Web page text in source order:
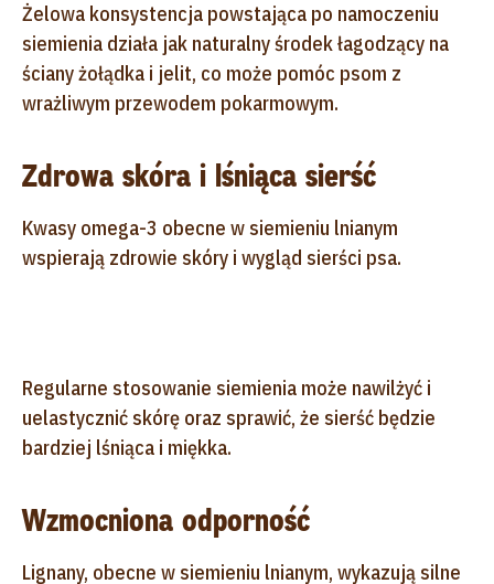
Żelowa konsystencja powstająca po namoczeniu
siemienia działa jak naturalny środek łagodzący na
ściany żołądka i jelit, co może pomóc psom z
wrażliwym przewodem pokarmowym.
Zdrowa skóra i lśniąca sierść
Kwasy omega-3 obecne w siemieniu lnianym
wspierają zdrowie skóry i wygląd sierści psa.
Regularne stosowanie siemienia może nawilżyć i
uelastycznić skórę oraz sprawić, że sierść będzie
bardziej lśniąca i miękka.
Wzmocniona odporność
Lignany, obecne w siemieniu lnianym, wykazują silne